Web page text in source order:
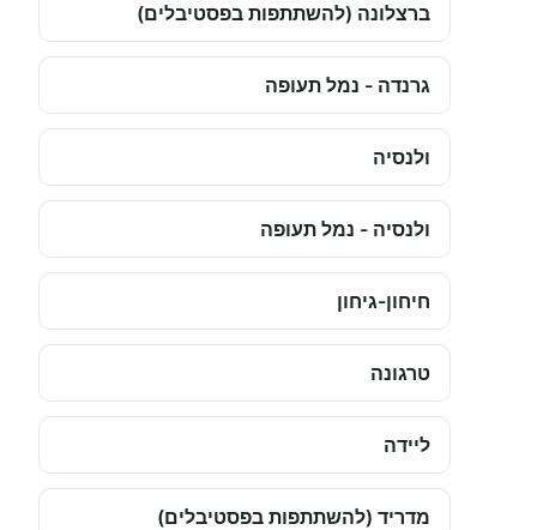
ברצלונה (להשתתפות בפסטיבלים)
גרנדה - נמל תעופה
ולנסיה
ולנסיה - נמל תעופה
חיחון-גיחון
טרגונה
ליידה
מדריד (להשתתפות בפסטיבלים)